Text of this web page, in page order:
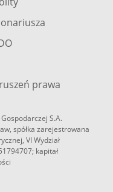
prawa
S.A.
spółka zarejestrowana
VI Wydział
kapitał